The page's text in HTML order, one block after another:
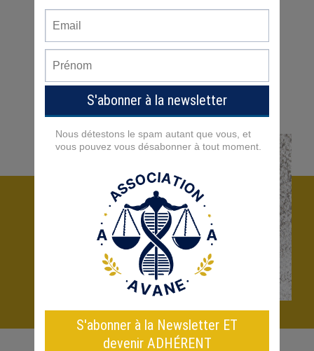
95
Bénévoles Adhérents